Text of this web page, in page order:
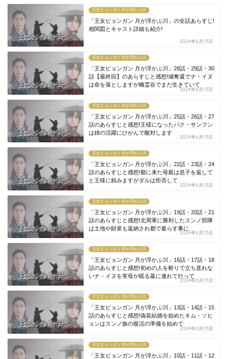
王女ピョンガン 月が浮かぶ川
「王女ピョンガン 月が浮かぶ川」の全話あらすじ!
相関図とキャスト詳細も紹介!
2024年6月13日
王女ピョンガン 月が浮かぶ川
「王女ピョンガン 月が浮かぶ川」28話・29話・30
話【最終回】のあらすじと感想!城奪還でナ・イヌ
は命を落としますが幽霊谷でまだ生きていて
2024年6月13日
王女ピョンガン 月が浮かぶ川
「王女ピョンガン 月が浮かぶ川」25話・26話・27
話のあらすじと感想!王様になったパク・サンフン
は姉の活躍にひがんで敵対します
2024年6月13日
王女ピョンガン 月が浮かぶ川
「王女ピョンガン 月が浮かぶ川」22話・23話・24
話のあらすじと感想!都に来た母親は息子を返して
と王様に頼みますがダルは拒否して
2024年6月13日
王女ピョンガン 月が浮かぶ川
「王女ピョンガン 月が浮かぶ川」19話・20話・21
話のあらすじと感想!北周軍に勝利したスンノ部隊
は土地や財産も返納され都で暮らす事に
2024年6月13日
王女ピョンガン 月が浮かぶ川
「王女ピョンガン 月が浮かぶ川」16話・17話・18
話のあらすじと感想!初めの人を斬りで立ち直れな
いナ・イヌを実母が眠る墓に連れて行って
2024年6月13日
王女ピョンガン 月が浮かぶ川
「王女ピョンガン 月が浮かぶ川」13話・14話・15
話のあらすじと感想!偽装結婚を始めたキム・ソヒ
ョンはスンノ族の復活の準備を始めて
2024年6月13日
王女ピョンガン 月が浮かぶ川
「王女ピョンガン 月が浮かぶ川」10話・11話・12